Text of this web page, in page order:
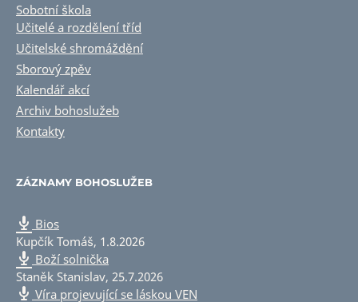
Sobotní škola
Učitelé a rozdělení tříd
Učitelské shromáždění
Sborový zpěv
Kalendář akcí
Archiv bohoslužeb
Kontakty
ZÁZNAMY BOHOSLUŽEB
Bios
Kupčík Tomáš, 1.8.2026
Boží solnička
Staněk Stanislav, 25.7.2026
Víra projevující se láskou VEN